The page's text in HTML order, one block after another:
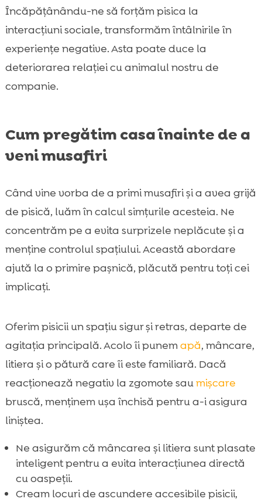
Încăpățânându-ne să forțăm pisica la
interacțiuni sociale, transformăm întâlnirile în
experiențe negative. Asta poate duce la
deteriorarea relației cu animalul nostru de
companie.
Cum pregătim casa înainte de a
veni musafiri
Când vine vorba de a primi musafiri și a avea grijă
de pisică, luăm în calcul simțurile acesteia. Ne
concentrăm pe a evita surprizele neplăcute și a
menține controlul spațiului. Această abordare
ajută la o primire pașnică, plăcută pentru toți cei
implicați.
Oferim pisicii un spațiu sigur și retras, departe de
agitația principală. Acolo îi punemapă, mâncare,
litiera și o pătură care îi este familiară. Dacă
reacționează negativ la zgomote saumișcare
bruscă, menținem ușa închisă pentru a-i asigura
liniștea.
Ne asigurăm că mâncarea și litiera sunt plasate
inteligent pentru a evita interacțiunea directă
cu oaspeții.
Cream locuri de ascundere accesibile pisicii,